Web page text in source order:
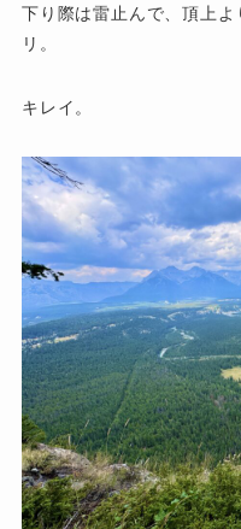
下り際は雷止んで、頂上
リ。
キレイ。